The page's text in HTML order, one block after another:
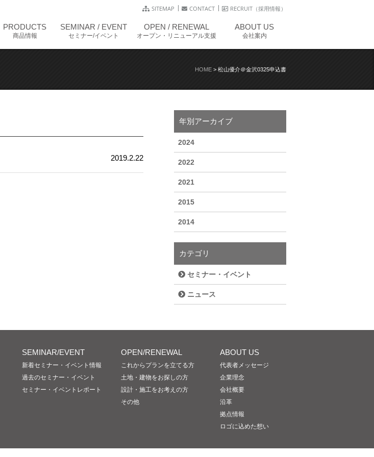
SITEMAP CONTACT RECRUIT（採用情報）
PRODUCTS
商品情報
SEMINAR / EVENT
セミナー/イベント
OPEN / RENEWAL
オープン・リニューアル支援
ABOUT US
会社案内
HOME > 松山優介＠金沢0325申込書
2019.2.22
年別アーカイブ
2024
2022
2021
2015
2014
カテゴリ
セミナー・イベント
ニュース
SEMINAR/EVENT
新着セミナー・イベント情報
過去のセミナー・イベント
セミナー・イベントレポート
OPEN/RENEWAL
これからプランを立てる方
土地・建物をお探しの方
設計・施工をお考えの方
その他
ABOUT US
代表者メッセージ
企業理念
会社概要
沿革
拠点情報
ロゴに込めた想い